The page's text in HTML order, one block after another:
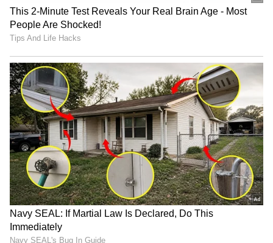
அதேபோல், தங்கம் கிராம் ரூ.5,700க்கு
விற்பனையாகிறது.24 கேரட் தங்கம் கிராம்
ஒன்றுக்கு ரூ. 6,170ஆக விற்பனையாகிறது.
24 கேரட் தங்கம் சவரன் ரூ. 49,360ஆக
விற்பனையாகிறது.